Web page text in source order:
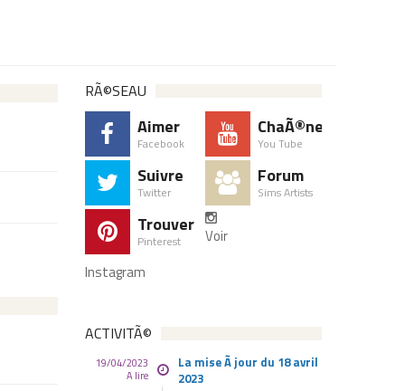
RÃ©SEAU
Aimer
Facebook
ChaÃ®ne
You Tube
Suivre
Twitter
Forum
Sims Artists
Trouver
Pinterest
Voir
Instagram
ACTIVITÃ©
19/04/2023
A lire
La mise Ã jour du 18 avril
2023